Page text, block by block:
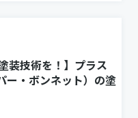
装技術を！】プラス
ー・ボンネット）の塗